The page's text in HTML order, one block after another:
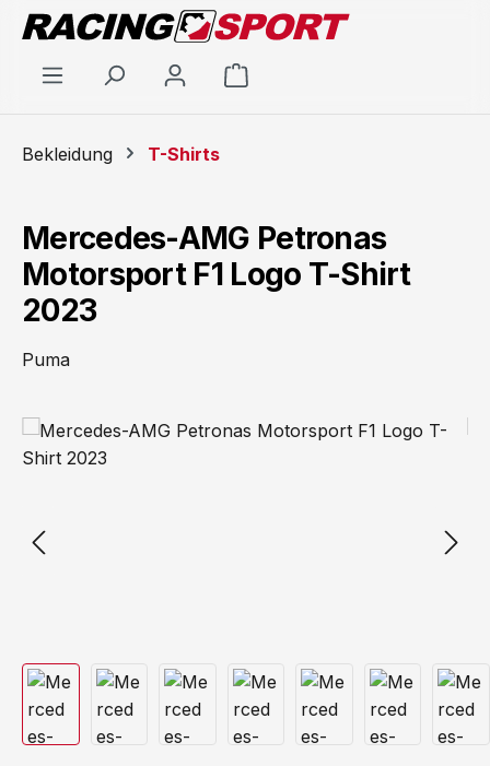
Zum Hauptinhalt springen
Warenkorb enthält 0
Bekleidung T-Shirts
Mercedes-AMG Petronas
Motorsport F1 Logo T-Shirt
2023
Puma
Bildergalerie überspringen